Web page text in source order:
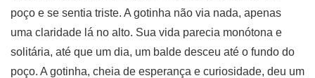
poço e se sentia triste. A gotinha não via nada, apenas
uma claridade lá no alto. Sua vida parecia monótona e
solitária, até que um dia, um balde desceu até o fundo do
poço. A gotinha, cheia de esperança e curiosidade, deu um